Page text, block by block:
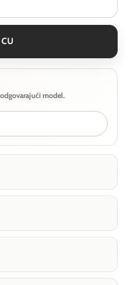
svjetiljka Technical Slim
model.